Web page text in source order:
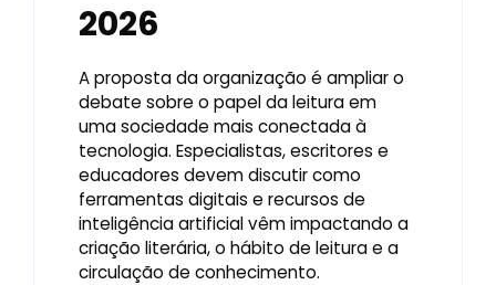
2026
A proposta da organização é ampliar o
debate sobre o papel da leitura em
uma sociedade mais conectada à
tecnologia. Especialistas, escritores e
educadores devem discutir como
ferramentas digitais e recursos de
inteligência artificial vêm impactando a
criação literária, o hábito de leitura e a
circulação de conhecimento.